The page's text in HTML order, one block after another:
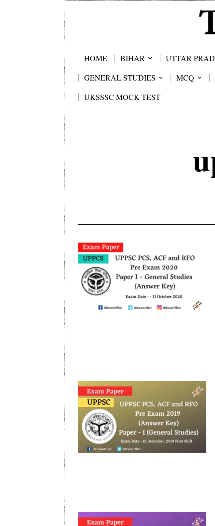
HOME BIHAR UTTAR
GENERAL STUDIES
MCQ
UKSSSC MOCK TEST